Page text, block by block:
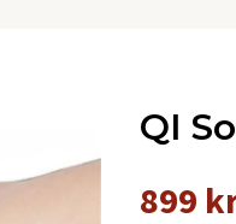
QI
899